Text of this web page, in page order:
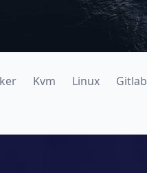
Kvm Linux Gitlab